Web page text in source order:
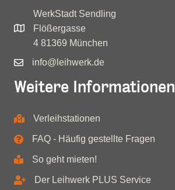
WerkStadt Sendling
Flößergasse
4 81369 München
info@leihwerk.de
Weitere Informationen
Verleihstationen
FAQ - Häufig gestellte Fragen
So geht mieten!
Der Leihwerk PLUS Service